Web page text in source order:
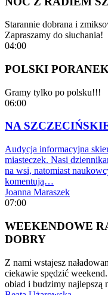
Starannie dobrana i
Zapraszamy do słuchania!
04:00
POLSKI PORANEK
Gramy tylko po polsku!!!
06:00
NA
Audycja informacyjna
miasteczek. Nasi
na wsi, natomiast
komentują…
Joanna Maraszek
07:00
WEEKENDOWE
DOBRY
Z nami wstajesz
ciekawie spędzić
obiad i budzimy najlepszą